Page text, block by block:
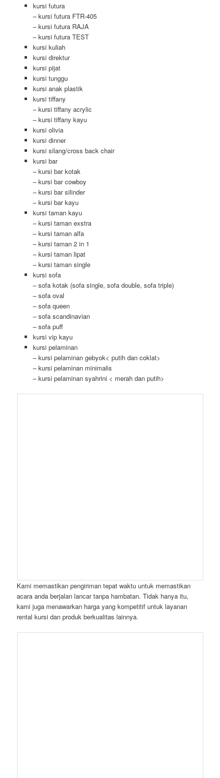
kursi futura
– kursi futura FTR-405
– kursi futura RAJA
– kursi futura TEST
kursi kuliah
kursi direktur
kursi pijat
kursi tunggu
kursi anak plastik
kursi tiffany
– kursi tiffany acrylic
– kursi tiffany kayu
kursi olivia
kursi dinner
kursi silang/cross back chair
kursi bar
– kursi bar kotak
– kursi bar cowboy
– kursi bar silinder
– kursi bar kayu
kursi taman kayu
– kursi taman exstra
– kursi taman alfa
– kursi taman 2 in 1
– kursi taman lipat
– kursi taman single
kursi sofa
– sofa kotak (sofa single, sofa double, sofa triple)
– sofa oval
– sofa queen
– sofa scandinavian
– sofa puff
kursi vip kayu
kursi pelaminan
– kursi pelaminan gebyok< putih dan coklat>
– kursi pelaminan minimalis
– kursi pelaminan syahrini < merah dan putih>
Kami memastikan pengiriman tepat waktu untuk memastikan
acara anda berjalan lancar tanpa hambatan. Tidak hanya itu,
kami juga menawarkan harga yang kompetitif untuk layanan
rental kursi dan produk berkualitas lainnya.